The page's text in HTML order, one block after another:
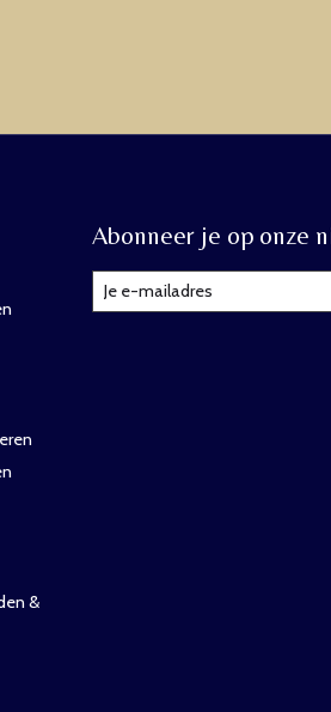
&
Abonneer je op onze